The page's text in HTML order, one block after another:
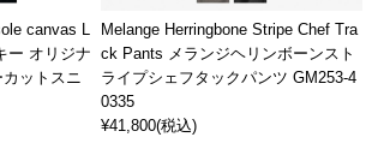
canvas L
ー オリジナ
ットスニ
Melange Herringbone Stripe Chef Tra
ck Pants メランジヘリンボーンスト
ライプシェフタックパンツ GM253-4
0335
¥41,800(税込)